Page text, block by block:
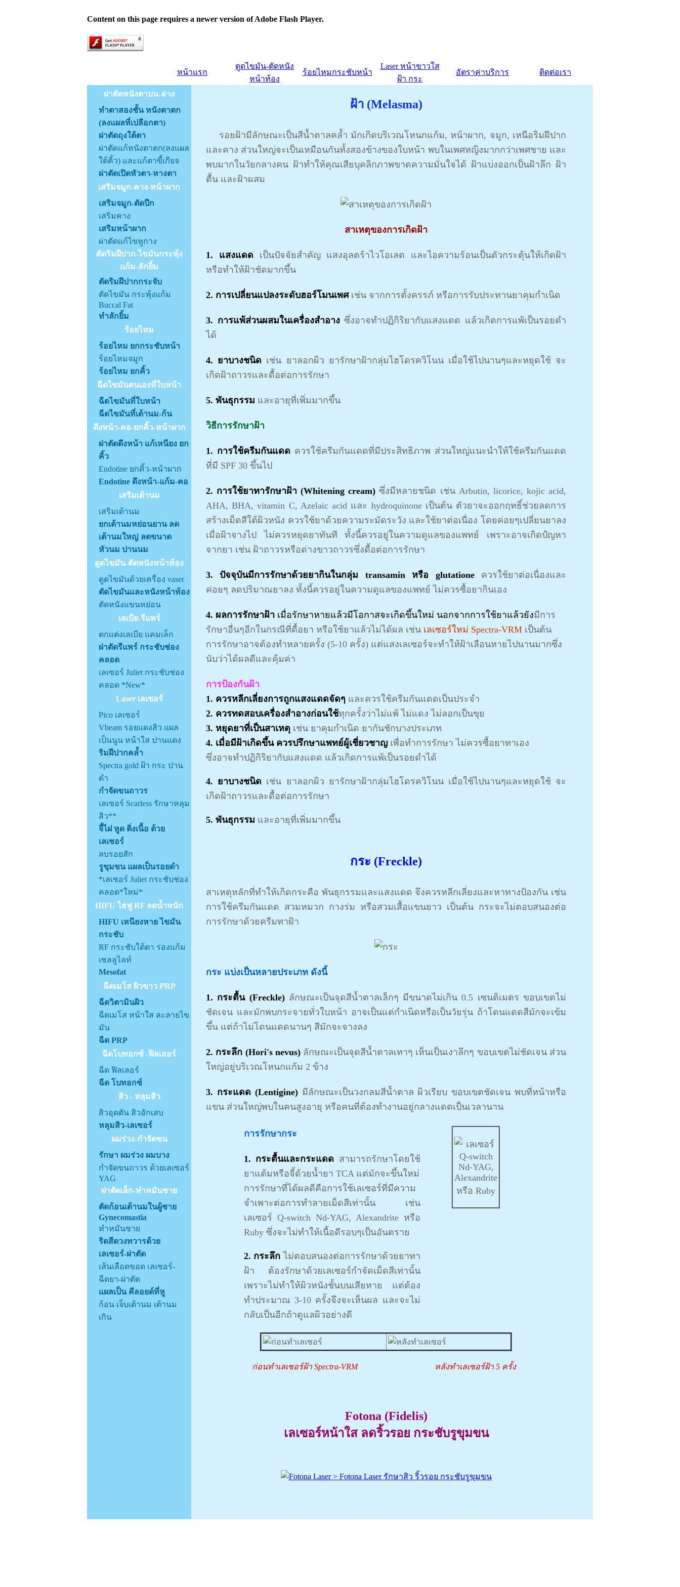
Content on this page requires a newer version of Adobe Flash Player.
หน้าแรก
ดูดไขมัน-ตัดหนัง
หน้าท้อง
ร้อยไหมกระชับหน้า
Laser หน้าขาวใส
ฝ้า กระ
อัตราค่าบริการ ติดต่อเรา
ผ่าตัดหนังตาบน-ล่าง
ทำตาสองชั้น หนังตาตก
(ลงแผลที่เปลือกตา)
ผ่าตัดถุงใต้ตา
ผ่าตัดแก้หนังตาตก(ลงแผล
ใต้คิ้ว) และแก้ตาขี้เกียจ
ผ่าตัดเปิดหัวตา-หางตา
เสริมจมูก-คาง-หน้าผาก
เสริมจมูก-ตัดปีก
เสริมคาง
เสริมหน้าผาก
ผ่าตัดแก้ไขหูกาง
ตัดริมฝีปาก-ไขมันกระพุ้ง
แก้ม-ลักยิ้ม
ตัดริมฝีปากกระจับ
ตัดไขมัน กระพุ้งแก้ม
Buccal Fat
ทำลักยิ้ม
ร้อยไหม
ร้อยไหม ยกกระชับหน้า
ร้อยไหมจมูก
ร้อยไหม ยกคิ้ว
ฉีดไขมันตนเองที่ใบหน้า
ฉีดไขมันที่ใบหน้า
ฉีดไขมันที่เต้านม-ก้น
ดึงหน้า-คอ-ยกคิ้ว-หน้าผาก
ผ่าตัดดึงหน้า แก้เหนียง ยก
คิ้ว
Endotine ยกคิ้ว-หน้าผาก
Endotine ดึงหน้า-แก้ม-คอ
เสริมเต้านม
เสริมเต้านม
ยกเต้านมหย่อนยาน ลด
เต้านมใหญ่ ลดขนาด
หัวนม ปานนม
ดูดไขมัน-ตัดหนังหน้าท้อง
ดูดไขมันด้วยเครื่อง vaser
ตัดไขมันและหนังหน้าท้อง
ตัดหนังแขนหย่อน
เลเบีย-รีแพร์
ตกแต่งเลเบีย แคมเล็ก
ผ่าตัดรีแพร์ กระชับช่อง
คลอด
เลเซอร์ Juliet กระชับช่อง
คลอด *New*
Laser เลเซอร์
Pico เลเซอร์
Vbeam รอยแดงสิว แผล
เป็นนูน หน้าใส ปานแดง
ริมฝีปากคล้ำ
Spectra gold ฝ้า กระ ปาน
ดำ
กำจัดขนถาวร
เลเซอร์ Scarless รักษาหลุม
สิว**
จี้ไฝ หูด ติ่งเนื้อ ด้วย
เลเซอร์
ลบรอยสัก
รูขุมขน แผลเป็นรอยดำ
*เลเซอร์ Juliet กระชับช่อง
คลอด*ใหม่*
HIFU ไฮฟู RF ลดน้ำหนัก
HIFU เหนียงหาย ไขมัน
กระชับ
RF กระชับใต้ตา ร่องแก้ม
เซลลูไลท์
Mesofat
ฉีดเมโส ผิวขาว PRP
ฉีดวิตามินผิว
ฉีดเมโส หน้าใส ละลายไข
มัน
ฉีด PRP
ฉีดโบทอกซ์ -ฟิลเลอร์
ฉีด ฟิลเลอร์
ฉีด โบทอกซ์
สิว - หลุมสิว
สิวอุดตัน สิวอักเสบ
หลุมสิว-เลเซอร์
ผมร่วง-กำจัดขน
รักษา ผมร่วง ผมบาง
กำจัดขนถาวร ด้วยเลเซอร์
YAG
ผ่าตัดเล็ก-ทำหมันชาย
ตัดก้อนเต้านมในผู้ชาย
Gynecomastia
ทำหมันชาย
ริดสีดวงทวารด้วย
เลเซอร์-ผ่าตัด
เส้นเลือดขอด เลเซอร์-
ฉีดยา-ผ่าตัด
แผลเป็น คีลอยด์ที่หู
ก้อน เจ็บเต้านม เต้านม
เกิน
ฝ้า (Melasma)
รอยฝ้ามีลักษณะเป็นสีน้ำตาลคล้ำ มักเกิดบริเวณโหนกแก้ม, หน้าผาก, จมูก, เหนือริมฝีปาก
และคาง ส่วนใหญ่จะเป็นเหมือนกันทั้งสองข้างของใบหน้า พบในเพศหญิงมากกว่าเพศชาย และ
พบมากในวัยกลางคน ฝ้าทำให้คุณเสียบุคลิกภาพขาดความมั่นใจได้ ฝ้าแบ่งออกเป็นฝ้าลึก ฝ้า
ตื้น และฝ้าผสม
สาเหตุของการเกิดฝ้า
1. แสงแดด เป็นปัจจัยสำคัญ แสงอุลตร้าไวโอเลต และไอความร้อนเป็นตัวกระตุ้นให้เกิดฝ้า
หรือทำให้ฝ้าชัดมากขึ้น
2. การเปลี่ยนแปลงระดับฮอร์โมนเพศเช่น จากการตั้งครรภ์ หรือการรับประทานยาคุมกำเนิด
3. การแพ้ส่วนผสมในเครื่องสำอางซึ่งอาจทำปฏิกิริยากับแสงแดด แล้วเกิดการแพ้เป็นรอยดำ
ได้
4. ยาบางชนิด เช่น ยาลอกผิว ยารักษาฝ้ากลุ่มไฮโดรควิโนน เมื่อใช้ไปนานๆและหยุดใช้ จะ
เกิดฝ้าถาวรและดื้อต่อการรักษา
5. พันธุกรรม และอายุที่เพิ่มมากขึ้น
วิธีการรักษาฝ้า
1. การใช้ครีมกันแดด ควรใช้ครีมกันแดดที่มีประสิทธิภาพ ส่วนใหญ่แนะนำให้ใช้ครีมกันแดด
ที่มี SPF 30 ขึ้นไป
2. การใช้ยาทารักษาฝ้า (Whitening cream) ซึ่งมีหลายชนิด เช่น Arbutin, licorice, kojic acid,
AHA, BHA, vitamin C, Azelaic acid และ hydroquinone เป็นต้น ตัวยาจะออกฤทธิ์ช่วยลดการ
สร้างเม็ดสีใต้ผิวหนัง ควรใช้ยาด้วยความระมัดระวัง และใช้ยาต่อเนื่อง โดยค่อยๆเปลี่ยนยาลง
เมื่อฝ้าจางไป ไม่ควรหยุดยาทันที ทั้งนี้ควรอยู่ในความดูแลของแพทย์ เพราะอาจเกิดปํญหา
จากยา เช่น ฝ้าถาวรหรือด่างขาวถาวรซึ่งดื้อต่อการรักษา
3. ปัจจุบันมีการรักษาด้วยยากินในกลุ่ม transamin หรือ glutationeควรใช้ยาต่อเนื่องและ
ค่อยๆ ลดปริมาณยาลง ทั้งนี้ควรอยู่ในความดูแลของแพทย์ ไม่ควรซื้อยากินเอง
4. ผลการรักษาฝ้า เมื่อรักษาหายแล้วมีโอกาสจะเกิดขึ้นใหม่ นอกจากการใช้ยาแล้วยังมีการ
รักษาอื่นๆอีกในกรณีที่ดื้อยา หรือใช้ยาแล้วไม่ได้ผล เช่น เลเซอร์ใหม่ Spectra-VRM เป็นต้น
การรักษาอาจต้องทำหลายครั้ง (5-10 ครั้ง) แต่แสงเลเซอร์จะทำให้ฝ้าเลือนหายไปนานมากซึ่ง
นับว่าได้ผลดีและคุ้มค่า
การป้องกันฝ้า
1. ควรหลีกเลี่ยงการถูกแสงแดดจัดๆ และควรใช้ครีมกันแดดเป็นประจำ
2. ควรทดสอบเครื่องสำอางก่อนใช้ทุกครั้งว่าไม่แพ้ ไม่แดง ไม่ลอกเป็นขุย
3. หยุดยาที่เป็นสาเหตุ เช่น ยาคุมกำเนิด ยากันชักบางประเภท
4. เมื่อมีฝ้าเกิดขึ้น ควรปรึกษาแพทย์ผู้เชี่ยวชาญ เพื่อทำการรักษา ไม่ควรซื้อยาทาเอง
ซึ่งอาจทำปฏิกิริยากับแสงแดด แล้วเกิดการแพ้เป็นรอยดำได้
4. ยาบางชนิด เช่น ยาลอกผิว ยารักษาฝ้ากลุ่มไฮโดรควิโนน เมื่อใช้ไปนานๆและหยุดใช้ จะ
เกิดฝ้าถาวรและดื้อต่อการรักษา
5. พันธุกรรม และอายุที่เพิ่มมากขึ้น
กระ (Freckle)
สาเหตุหลักที่ทำให้เกิดกระคือ พันธุกรรมและแสงแดด จึงควรหลีกเลี่ยงและหาทางป้องกัน เช่น
การใช้ครีมกันแดด สวมหมวก กางร่ม หรือสวมเสื้อแขนยาว เป็นต้น กระจะไม่ตอบสนองต่อ
การรักษาด้วยครีมทาฝ้า
กระ แบ่งเป็นหลายประเภท ดังนี้
1. กระตื้น (Freckle)ลักษณะเป็นจุดสีน้ำตาลเล็กๆ มีขนาดไม่เกิน 0.5 เซนติเมตร ขอบเขตไม่
ชัดเจน และมักพบกระจายทั่วใบหน้า อาจเป็นแต่กำเนิดหรือเป็นวัยรุ่น ถ้าโดนแดดสีมักจะเข้ม
ขึ้น แต่ถ้าไม่โดนแดดนานๆ สีมักจะจางลง
2. กระลึก (Hori's nevus)ลักษณะเป็นจุดสีน้ำตาลเทาๆ เห็นเป็นเงาลึกๆ ขอบเขตไม่ชัดเจน ส่วน
ใหญ่อยู่บริเวณโหนกแก้ม 2 ข้าง
3. กระแดด (Lentigine)มีลักษณะเป็นวงกลมสีน้ำตาล ผิวเรียบ ขอบเขตชัดเจน พบที่หน้าหรือ
แขน ส่วนใหญ่พบในคนสูงอายุ หรือคนที่ต้องทำงานอยู่กลางแดดเป็นเวลานาน
การรักษากระ
1. กระตื้นและกระแดด สามารถรักษาโดยใช้
ยาแต้มหรือจี้ด้วยน้ำยา TCA แต่มักจะขึ้นใหม่
การรักษาที่ได้ผลดีคือการใช้เลเซอร์ที่มีความ
จำเพาะต่อการทำลายเม็ดสีเท่านั้น เช่น
เลเซอร์ Q-switch Nd-YAG, Alexandrite หรือ
Ruby ซึ่งจะไม่ทำให้เนื้อดีรอบๆเป็นอันตราย
2. กระลึก ไม่ตอบสนองต่อการรักษาด้วยยาทา
ฝ้า ต้องรักษาด้วยเลเซอร์กำจัดเม็ดสีเท่านั้น
เพราะไม่ทำให้ผิวหนังชั้นบนเสียหาย แต่ต้อง
ทำประมาณ 3-10 ครั้งจึงจะเห็นผล และจะไม่
กลับเป็นอีกถ้าดูแลผิวอย่างดี
ก่อนทำเลเซอร์ฝ้า Spectra-VRM หลังทำเลเซอร์ฝ้า 5 ครั้ง
Fotona (Fidelis)
เลเซอร์หน้าใส ลดริ้วรอย กระชับรูขุมขน